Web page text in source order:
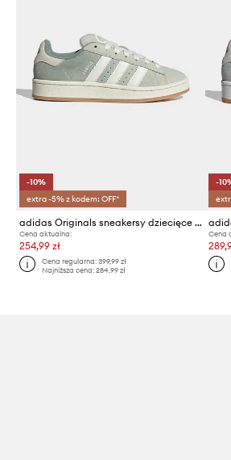
-10%
extra -5% z kodem: OFF*
adidas Originals sneakersy dziecięce CAMPUS 00s
Cena aktualna:
254,99 zł
Cena regularna:399,99 zł
Najniższa cena:284,99 zł
-
Cena